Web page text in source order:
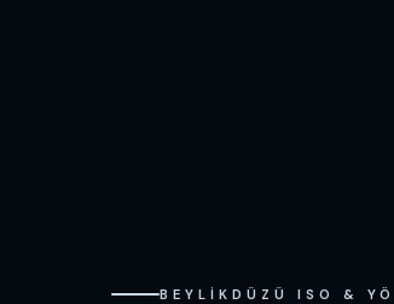
BEYLIKDÜZÜ ISO &